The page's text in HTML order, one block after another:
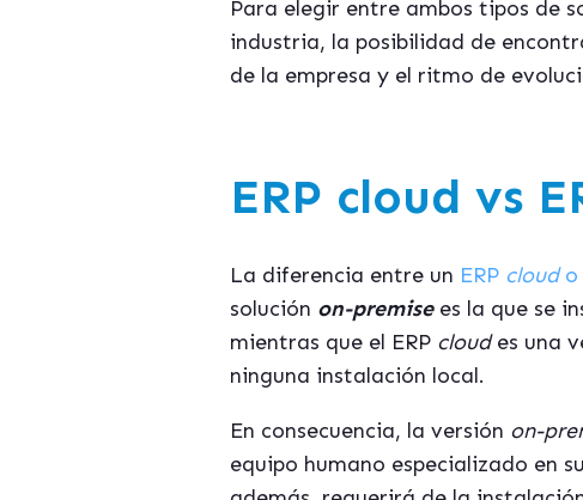
Para elegir entre ambos tipos de
industria, la posibilidad de
de la empresa y el ritmo de
ERP cloud vs
La diferencia entre un ERP cloudo
solución on-premisees la que se
mientras que el ERP cloudes una
ninguna instalación local.
En consecuencia, la versión on-
equipo humano especializado en